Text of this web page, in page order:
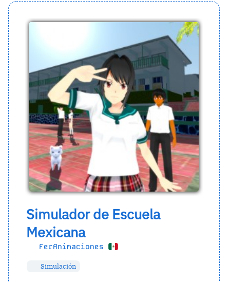
Simulador de Escuela
Mexicana
FerAnimaciones
Simulación